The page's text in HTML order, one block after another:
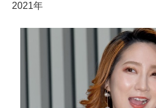
2021年